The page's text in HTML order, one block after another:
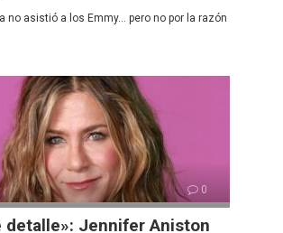
no asistió a los Emmy… pero no por la razón
0
detalle»: Jennifer Aniston